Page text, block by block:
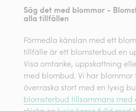
Säg det med blommor -
alla tillfällen
Förmedla känslan med ett
tillfälle är ett blomsterbud en
Visa omtanke, uppskattning
med blombud. Vi har
överraska stort med en lyxig
blomsterbud tillsammans med